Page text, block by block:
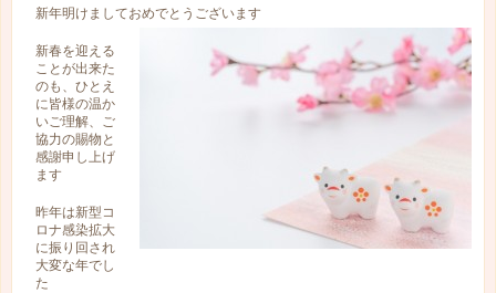
新年明けましておめでとうございます
新春を迎える
ことが出来た
のも、ひとえ
に皆様の温か
いご理解、ご
協力の賜物と
感謝申し上げ
ます
昨年は新型コ
ロナ感染拡大
に振り回され
大変な年でし
た